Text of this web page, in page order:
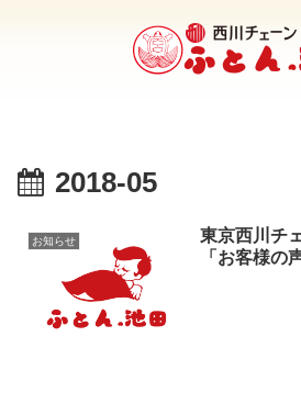
2018-05
お知らせ
東京西川チ
「お客様の